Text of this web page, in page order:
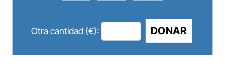
Otra cantidad (€): DONAR